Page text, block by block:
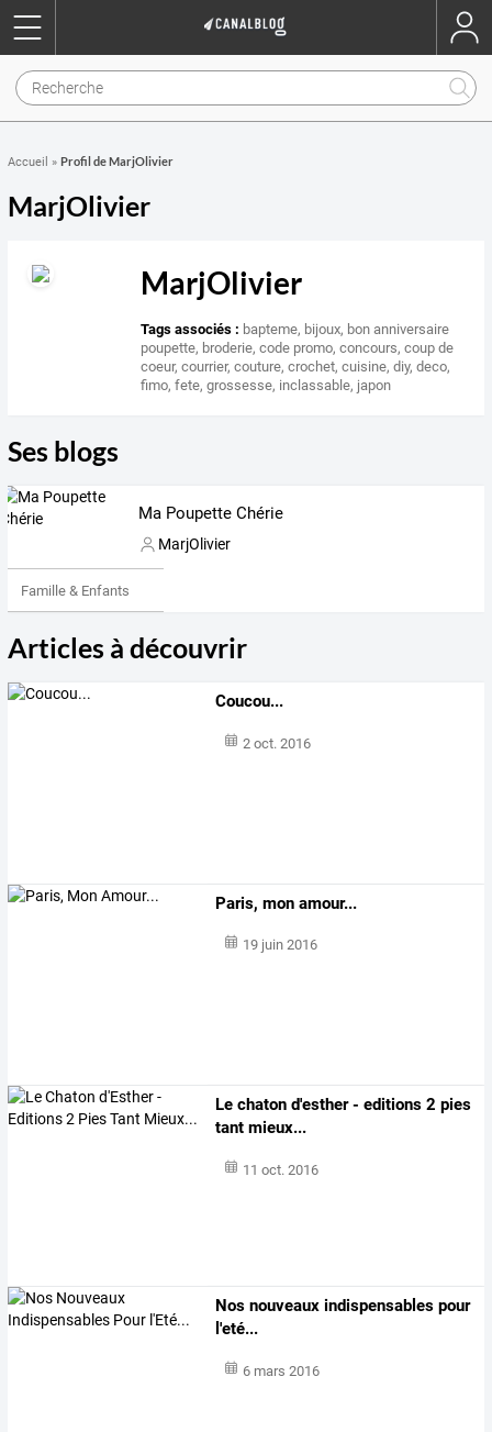
Accueil » Profil de MarjOlivier
MarjOlivier
MarjOlivier
Tags associés : bapteme, bijoux, bon anniversaire
poupette, broderie,code promo,concours,coup de
coeur,courrier,couture,crochet,cuisine,diy,deco,
fimo,fete,grossesse, inclassable, japon
Ses blogs
Ma Poupette Chérie
MarjOlivier
Famille & Enfants
Articles à découvrir
Coucou...
2 oct. 2016
Paris, mon amour...
19 juin 2016
Le chaton d'esther - editions 2 pies
tant mieux...
11 oct. 2016
Nos nouveaux indispensables pour
l'eté...
6 mars 2016